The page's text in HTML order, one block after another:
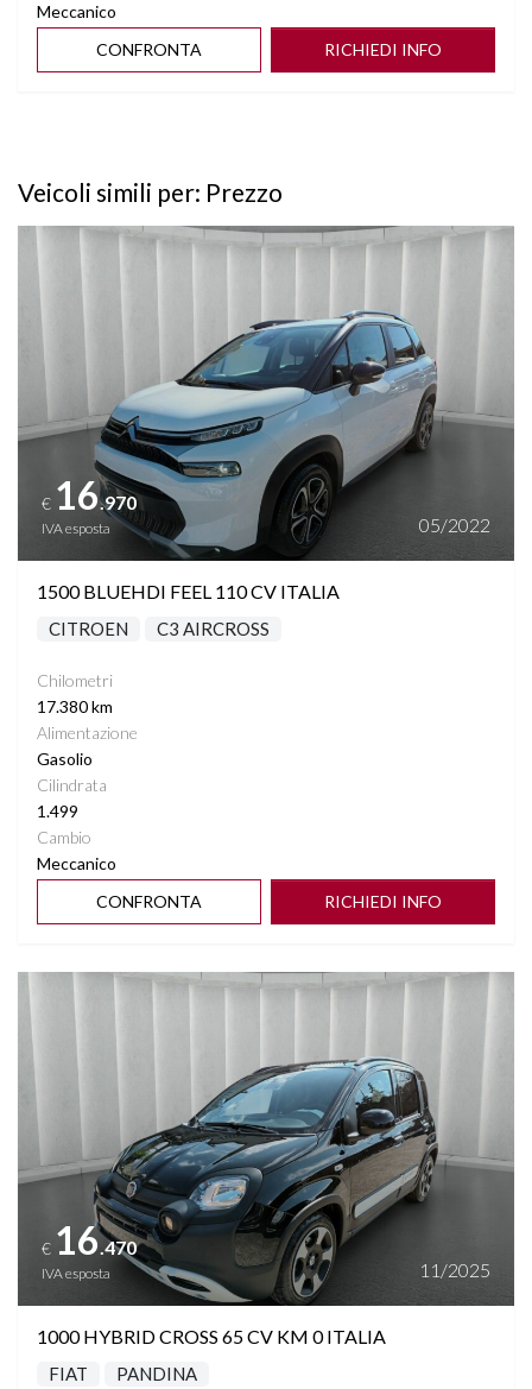
Meccanico
CONFRONTA
RICHIEDI INFO
Veicoli simili per: Prezzo
€ 16.970
IVA esposta 05/2022
1500 BLUEHDI FEEL 110 CV ITALIA
CITROEN C3 AIRCROSS
Chilometri
17.380 km
Alimentazione
Gasolio
Cilindrata
1.499
Cambio
Meccanico
CONFRONTA
RICHIEDI INFO
Vedi dettagli
€ 16.470
IVA esposta 11/2025
1000 HYBRID CROSS 65 CV KM 0 ITALIA
FIAT PANDINA